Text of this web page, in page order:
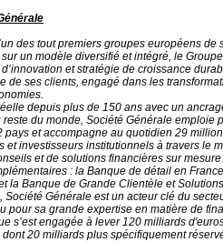
des tout premiers groupes européens de
sur un modèle diversifié et intégré, le
et stratégie de croissance
de ses clients, engagé dans les
depuis plus de 150 ans avec un
du monde, Société Générale emploie
pays et accompagne au quotidien 29
et investisseurs institutionnels à travers le
et de solutions financières sur mesure
: la Banque de détail en
la Banque de Grande Clientèle et
Société Générale est un acteur clé du
pour sa grande expertise en matière de
s’est engagée à lever 120 milliards
20 milliards plus spécifiquement